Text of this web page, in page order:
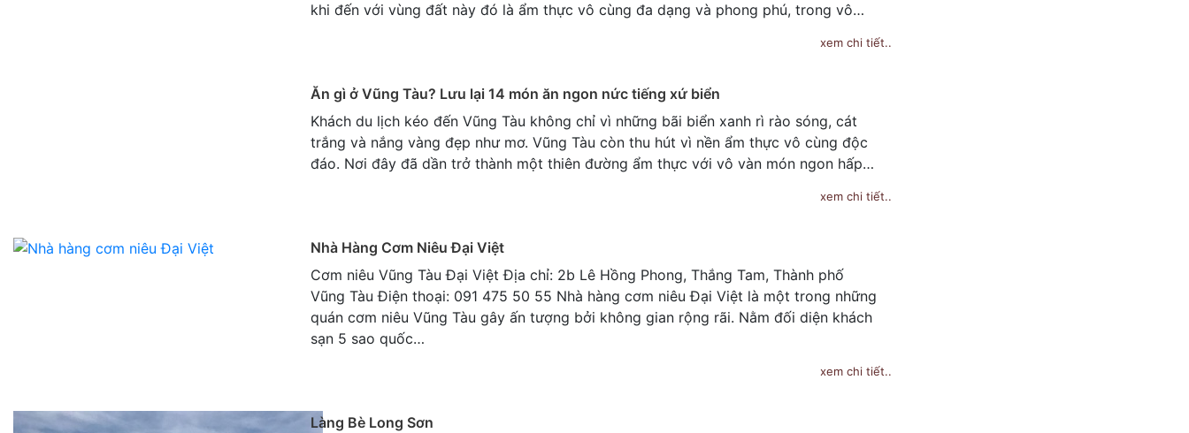
khi đến với vùng đất này đó là ẩm thực vô cùng đa dạng và phong phú, trong vô…
xem chi tiết..
Ăn gì ở Vũng Tàu? Lưu lại 14 món ăn ngon nức tiếng xứ biển
Khách du lịch kéo đến Vũng Tàu không chỉ vì những bãi biển xanh rì rào sóng, cát
trắng và nắng vàng đẹp như mơ. Vũng Tàu còn thu hút vì nền ẩm thực vô cùng độc
đáo. Nơi đây đã dần trở thành một thiên đường ẩm thực với vô vàn món ngon hấp…
xem chi tiết..
Nhà Hàng Cơm Niêu Đại Việt
Cơm niêu Vũng Tàu Đại Việt Địa chỉ: 2b Lê Hồng Phong, Thắng Tam, Thành phố
Vũng Tàu Điện thoại: 091 475 50 55 Nhà hàng cơm niêu Đại Việt là một trong những
quán cơm niêu Vũng Tàu gây ấn tượng bởi không gian rộng rãi. Nằm đối diện khách
sạn 5 sao quốc…
xem chi tiết..
Làng Bè Long Sơn